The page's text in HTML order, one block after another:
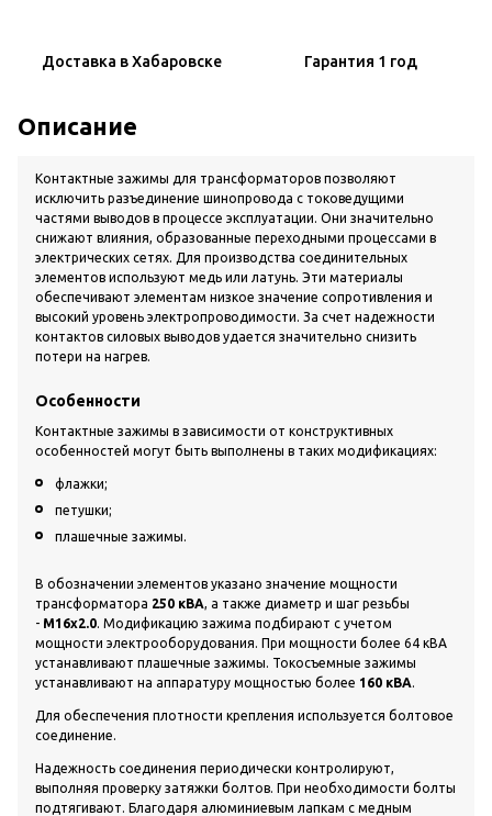
Доставка в Хабаровске Гарантия 1 год
Описание
Контактные зажимы для трансформаторов позволяют
исключить разъединение шинопровода с токоведущими
частями выводов в процессе эксплуатации. Они значительно
снижают влияния, образованные переходными процессами в
электрических сетях. Для производства соединительных
элементов используют медь или латунь. Эти материалы
обеспечивают элементам низкое значение сопротивления и
высокий уровень электропроводимости. За счет надежности
контактов силовых выводов удается значительно снизить
потери на нагрев.
Особенности
Контактные зажимы в зависимости от конструктивных
особенностей могут быть выполнены в таких модификациях:
флажки;
петушки;
плашечные зажимы.
В обозначении элементов указано значение мощности
трансформатора 250 кВА, а также диаметр и шаг резьбы
- М16х2.0. Модификацию зажима подбирают с учетом
мощности электрооборудования. При мощности более 64 кВА
устанавливают плашечные зажимы. Токосъемные зажимы
устанавливают на аппаратуру мощностью более 160 кВА.
Для обеспечения плотности крепления используется болтовое
соединение.
Надежность соединения периодически контролируют,
выполняя проверку затяжки болтов. При необходимости болты
подтягивают. Благодаря алюминиевым лапкам с медным